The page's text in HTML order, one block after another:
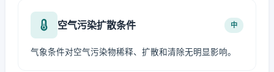
空气污染扩散条件 中
气象条件对空气污染物稀释、扩散和清除无明显影响。